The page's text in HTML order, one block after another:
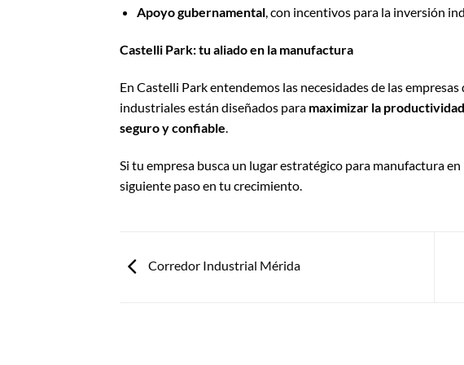
Apoyo gubernamental, con incentivos para la inversión
Castelli Park: tu aliado en la manufactura
En Castelli Park entendemos las necesidades de las
industriales están diseñados para maximizar la
seguro y confiable.
Si tu empresa busca un lugar estratégico para manufactura
siguiente paso en tu crecimiento.
Corredor Industrial Mérida